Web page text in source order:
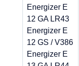
Energizer E
12 GA LR43
Energizer E
12 GS / V386
Energizer E